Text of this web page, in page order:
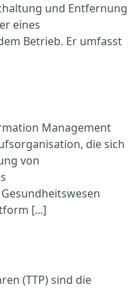
und Entfernung
eines
Betrieb. Er umfasst
Management
die sich
von
[...]
(TTP) sind die